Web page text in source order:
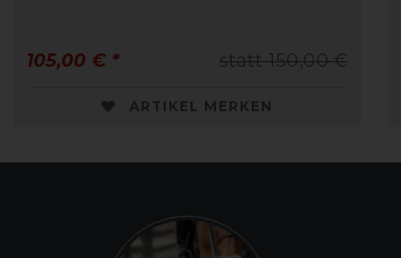
statt 150,00 €
105,00 € *
ARTIKEL MERKEN